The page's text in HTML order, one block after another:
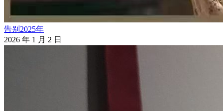
告别2025年
2026 年 1 月 2 日